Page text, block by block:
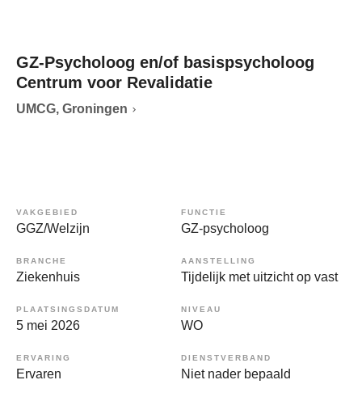
GZ-Psycholoog en/of basispsycholoog
Centrum voor Revalidatie
UMCG, Groningen
VAKGEBIED
GGZ/Welzijn
FUNCTIE
GZ-psycholoog
BRANCHE
Ziekenhuis
AANSTELLING
Tijdelijk met uitzicht op vast
PLAATSINGSDATUM
5 mei 2026
NIVEAU
WO
ERVARING
Ervaren
DIENSTVERBAND
Niet nader bepaald